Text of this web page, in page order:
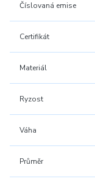
Číslovaná emise
Certifikát
Materiál
Ryzost
Váha
Průměr